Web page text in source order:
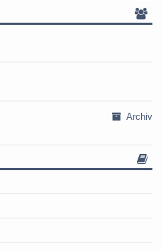
Archiv